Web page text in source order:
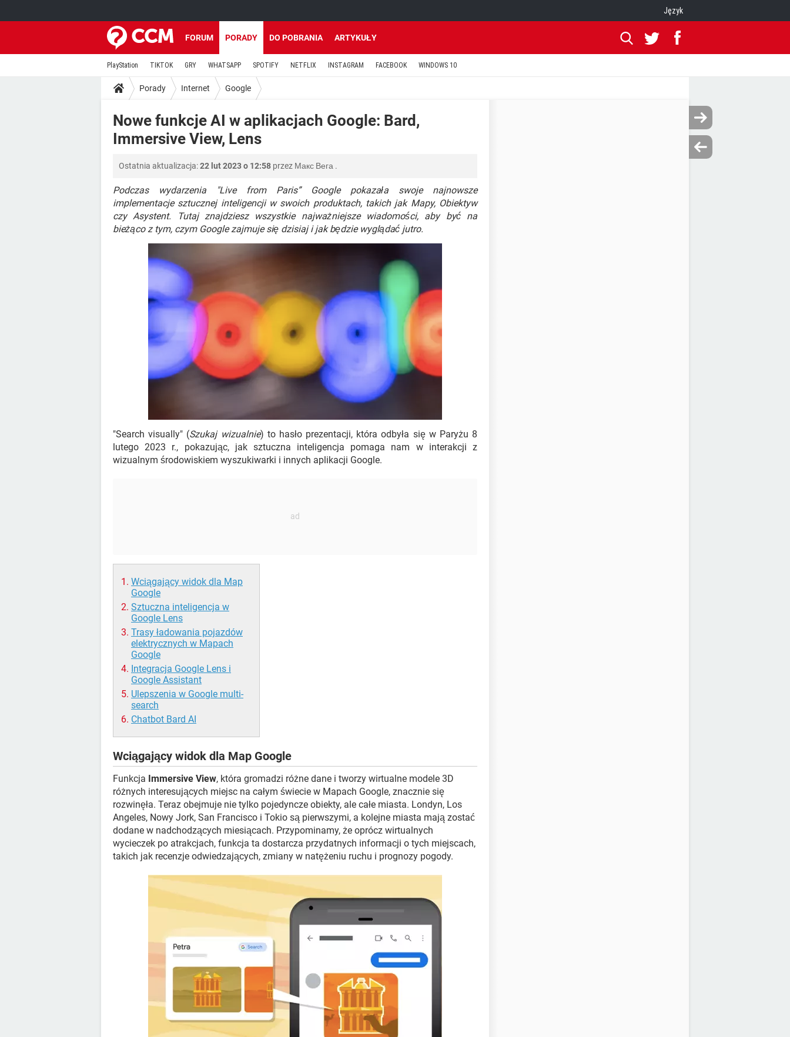
Język
FORUM PORADY DO POBRANIA ARTYKUŁY
PlayStation TIKTOK GRY WHATSAPP SPOTIFY NETFLIX INSTAGRAM FACEBOOK WINDOWS 10
Porady Internet Google
Nowe funkcje AI w aplikacjach Google: Bard,
Immersive View, Lens
Ostatnia aktualizacja:22 lut 2023 o 12:58 przez Макс Вега .
Podczas wydarzenia "Live from Paris” Google pokazała swoje najnowsze
implementacje sztucznej inteligencji w swoich produktach, takich jak Mapy, Obiektyw
czy Asystent. Tutaj znajdziesz wszystkie najważniejsze wiadomości, aby być na
bieżąco z tym, czym Google zajmuje się dzisiaj i jak będzie wyglądać jutro.
"Search visually" (Szukaj wizualnie) to hasło prezentacji, która odbyła się w Paryżu 8
lutego 2023 r., pokazując, jak sztuczna inteligencja pomaga nam w interakcji z
wizualnym środowiskiem wyszukiwarki i innych aplikacji Google.
Wciągający widok dla Map
Google
Sztuczna inteligencja w
Google Lens
Trasy ładowania pojazdów
elektrycznych w Mapach
Google
Integracja Google Lens i
Google Assistant
Ulepszenia w Google multi-
search
Chatbot Bard AI
Wciągający widok dla Map Google
Funkcja Immersive View, która gromadzi różne dane i tworzy wirtualne modele 3D
różnych interesujących miejsc na całym świecie w Mapach Google, znacznie się
rozwinęła. Teraz obejmuje nie tylko pojedyncze obiekty, ale całe miasta. Londyn, Los
Angeles, Nowy Jork, San Francisco i Tokio są pierwszymi, a kolejne miasta mają zostać
dodane w nadchodzących miesiącach. Przypominamy, że oprócz wirtualnych
wycieczek po atrakcjach, funkcja ta dostarcza przydatnych informacji o tych miejscach,
takich jak recenzje odwiedzających, zmiany w natężeniu ruchu i prognozy pogody.